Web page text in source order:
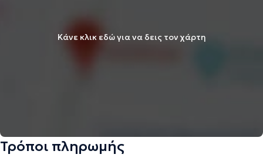
Κάνε κλικ εδώ για να δεις τον χάρτη
Τρόποι πληρωμής